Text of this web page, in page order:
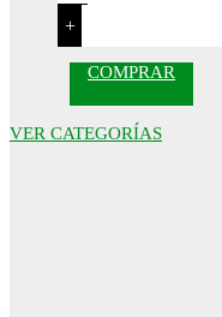
+
COMPRAR
VER CATEGORÍAS